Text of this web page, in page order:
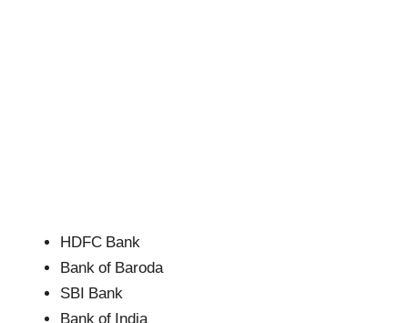
HDFC Bank
Bank of Baroda
SBI Bank